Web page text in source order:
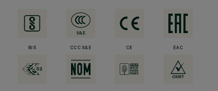
BIS CCC S&E CE EAC